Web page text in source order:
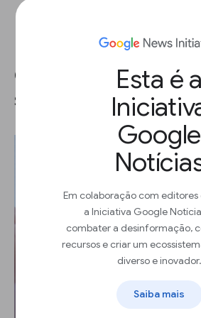
Esta é a
Google
Em colaboração com editores
a Iniciativa Google
combater a desinformação,
recursos e criar um
diverso e inovador.
Saiba mais
O que é uma chave
segurança?